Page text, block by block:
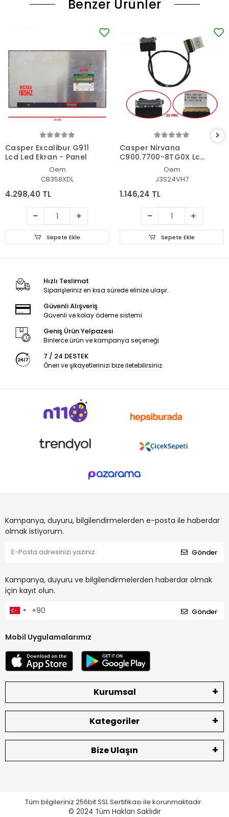
Benzer Ürünler
Casper Excalibur G911
Lcd Led Ekran - Panel
Oem
CB358XDL
4.298,40 TL
Sepete Ekle
Casper Nirvana
C900.7700-8TG0X Lcd
- Ekran Data Flex
Oem
J3S24VH7
1.146,24 TL
Sepete Ekle
Hızlı Teslimat
Siparişleriniz en kısa sürede elinize ulaşır.
Güvenli Alışveriş
Güvenli ve kolay ödeme sistemi
Geniş Ürün Yelpazesi
Binlerce ürün ve kampanya seçeneği
7 / 24 DESTEK
Öneri ve şikayetlerinizi bize iletebilirsiniz.
Kampanya, duyuru, bilgilendirmelerden e-posta ile haberdar
olmak istiyorum.
Gönder
Kampanya, duyuru ve bilgilendirmelerden haberdar olmak
için kayıt olun.
Gönder
Mobil Uygulamalarımız
Kurumsal
Kategoriler
Bize Ulaşın
Tüm bilgileriniz 256bit SSL Sertifikası ile korunmaktadır.
© 2024 Tüm Hakları Saklıdır